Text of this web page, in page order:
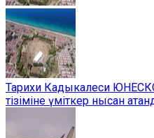
Тарихи Кадыкалеси
тізіміне үміткер нысан